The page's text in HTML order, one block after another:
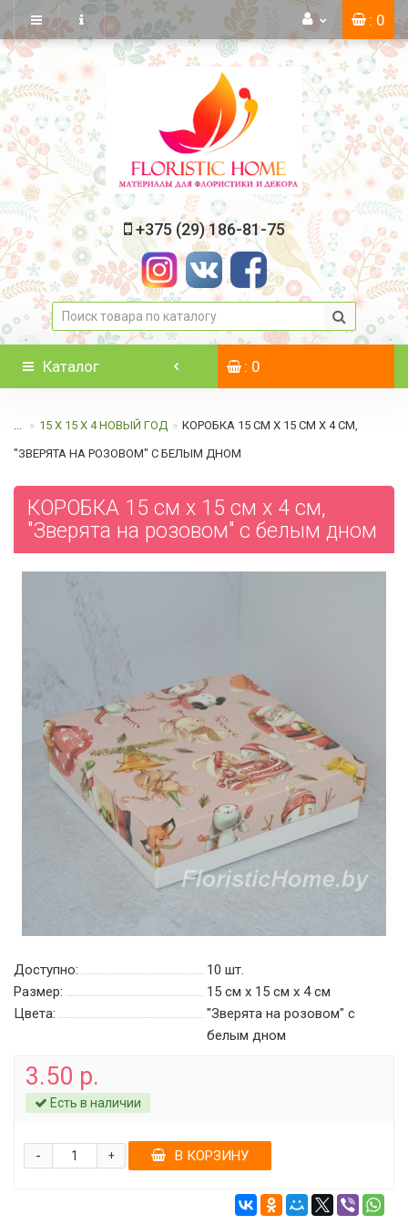
: 0
+375 (29) 186-81-75
Каталог : 0
... 15 Х 15 Х 4 НОВЫЙ ГОД КОРОБКА 15 СМ Х 15 СМ Х 4 СМ,
"ЗВЕРЯТА НА РОЗОВОМ" C БЕЛЫМ ДНОМ
КОРОБКА 15 см х 15 см х 4 см,
"Зверята на розовом" c белым дном
Доступно: 10 шт.
Размер:
15 см х 15 см х 4 см
Цвета:
"Зверята на розовом" c
белым дном
3.50 р.
Есть в наличии
+
- В КОРЗИНУ